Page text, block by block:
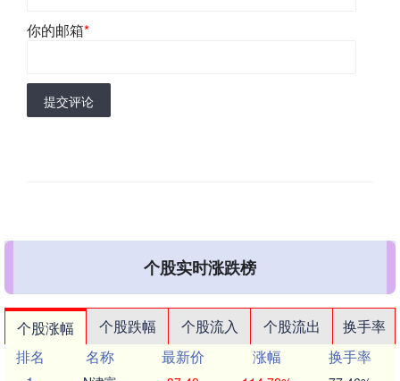
你的邮箱*
提交评论
个股实时涨跌榜
个股涨幅 个股跌幅 个股流入 个股流出
换手率
排名
名称 最新价 涨幅
换手率